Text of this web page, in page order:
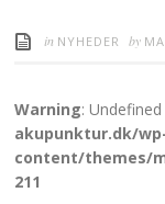
in NYHEDER by
Warning:
akupunktur.dk/
content/themes/
211